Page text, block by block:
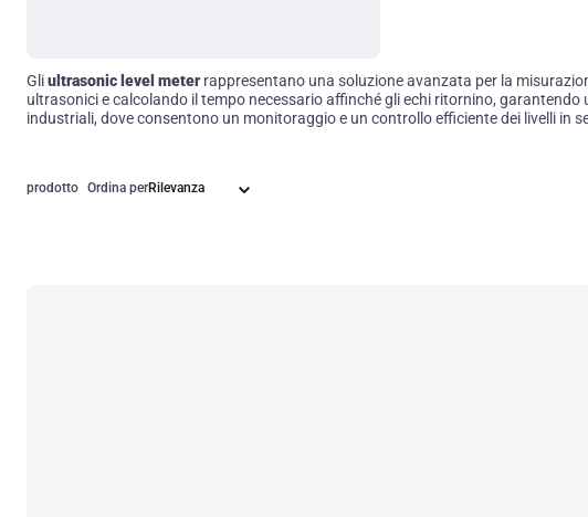
Gliultrasonic level meterrappresentano una soluzione avanzata per la
ultrasonici e calcolando il tempo necessario affinché gli echi ritornino,
industriali, dove consentono un monitoraggio e un controllo efficiente dei livelli
prodotto Ordina per